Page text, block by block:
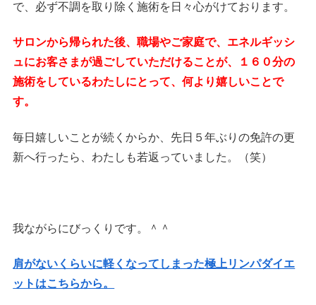
で、必ず不調を取り除く施術を日々心がけております。
サロンから帰られた後、職場やご家庭で、エネルギッシ
ュにお客さまが過ごしていただけることが、１６０分の
施術をしているわたしにとって、何より嬉しいことで
す。
毎日嬉しいことが続くからか、先日５年ぶりの免許の更
新へ行ったら、わたしも若返っていました。（笑）
我ながらにびっくりです。＾＾
肩がないくらいに軽くなってしまった極上リンパダイエ
ットはこちらから。